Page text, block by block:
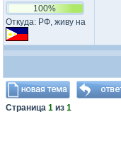
100%
Откуда: РФ, живу на
Страница 1 из 1